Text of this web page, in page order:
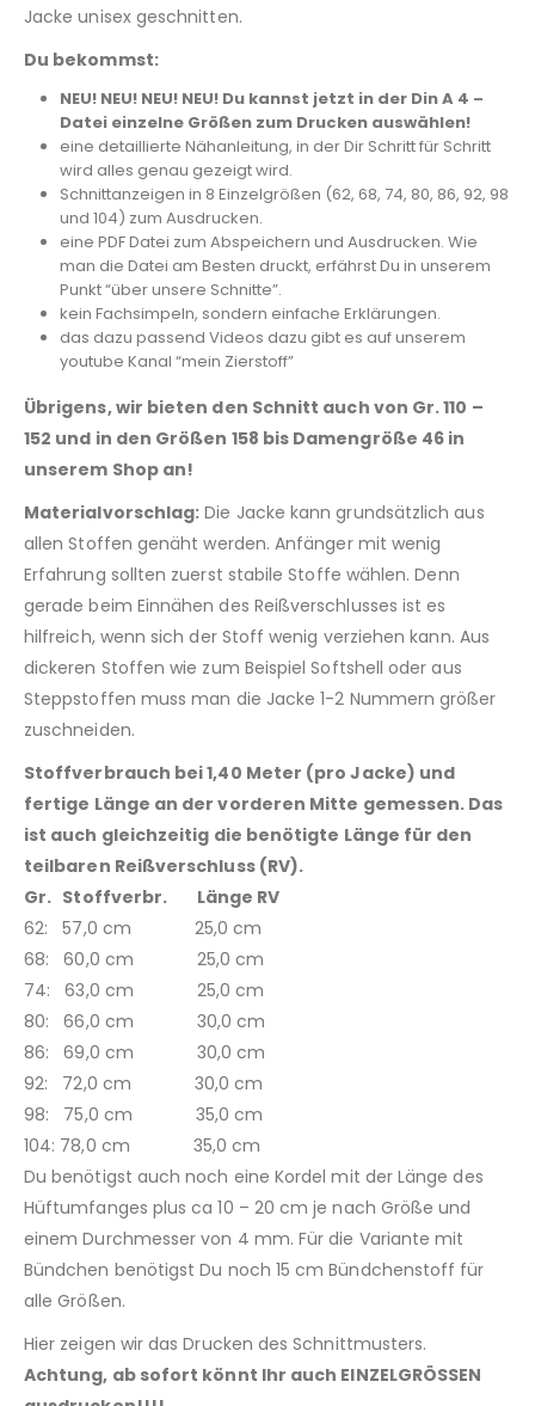
Jacke unisex geschnitten.
Du bekommst:
NEU! NEU! NEU! NEU! Du kannst jetzt in der Din A 4 –
Datei einzelne Größen zum Drucken auswählen!
eine detaillierte Nähanleitung, in der Dir Schritt für Schritt
wird alles genau gezeigt wird.
Schnittanzeigen in 8 Einzelgrößen (62, 68, 74, 80, 86, 92, 98
und 104) zum Ausdrucken.
eine PDF Datei zum Abspeichern und Ausdrucken. Wie
man die Datei am Besten druckt, erfährst Du in unserem
Punkt “über unsere Schnitte”.
kein Fachsimpeln, sondern einfache Erklärungen.
das dazu passend Videos dazu gibt es auf unserem
youtube Kanal “mein Zierstoff”
Übrigens, wir bieten den Schnitt auch von Gr. 110 –
152 und in den Größen 158 bis Damengröße 46 in
unserem Shop an!
Materialvorschlag: Die Jacke kann grundsätzlich aus
allen Stoffen genäht werden. Anfänger mit wenig
Erfahrung sollten zuerst stabile Stoffe wählen. Denn
gerade beim Einnähen des Reißverschlusses ist es
hilfreich, wenn sich der Stoff wenig verziehen kann. Aus
dickeren Stoffen wie zum Beispiel Softshell oder aus
Steppstoffen muss man die Jacke 1-2 Nummern größer
zuschneiden.
Stoffverbrauch bei 1,40 Meter (pro Jacke) und
fertige Länge an der vorderen Mitte gemessen. Das
ist auch gleichzeitig die benötigte Länge für den
teilbaren Reißverschluss (RV).
Gr. Stoffverbr. Länge RV
62: 57,0 cm 25,0 cm
68: 60,0 cm 25,0 cm
74: 63,0 cm 25,0 cm
80: 66,0 cm 30,0 cm
86: 69,0 cm 30,0 cm
92: 72,0 cm 30,0 cm
98: 75,0 cm 35,0 cm
104: 78,0 cm 35,0 cm
Du benötigst auch noch eine Kordel mit der Länge des
Hüftumfanges plus ca 10 – 20 cm je nach Größe und
einem Durchmesser von 4 mm. Für die Variante mit
Bündchen benötigst Du noch 15 cm Bündchenstoff für
alle Größen.
Hier zeigen wir das Drucken des Schnittmusters.
Achtung, ab sofort könnt Ihr auch EINZELGRÖSSEN